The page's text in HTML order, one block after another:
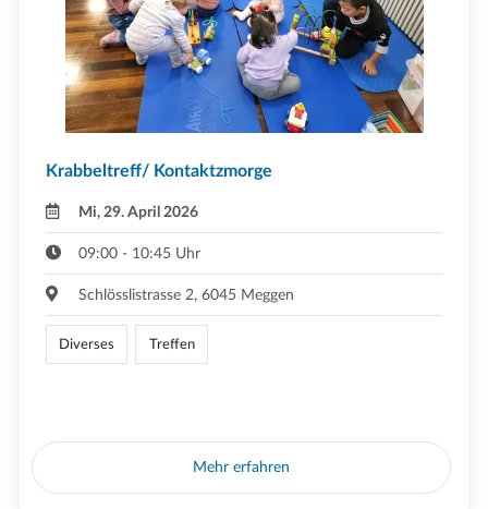
Krabbeltreff/ Kontaktzmorge
Mi, 29. April 2026
09:00 - 10:45 Uhr
Schlösslistrasse 2, 6045 Meggen
Diverses Treffen
Mehr erfahren